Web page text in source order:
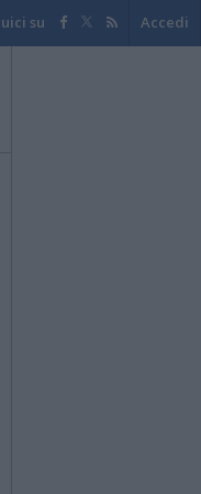
su Accedi